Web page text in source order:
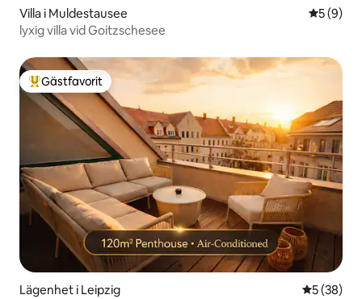
Villa i Muldestausee 5 av 5 i
5 (9)
lyxig villa vid Goitzschesee
Populär gästfavorit
Gästfavorit
Lägenhet i Leipzig 5 av 5 i
5 (38)